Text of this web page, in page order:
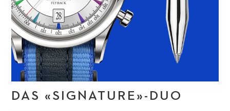
DAS «SIGNATURE»-DUO